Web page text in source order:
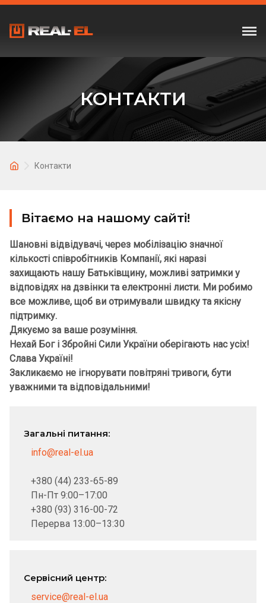
КОНТАКТИ
Контакти
Вітаємо на нашому сайті!
Шановні відвідувачі, через мобілізацію значної
кількості співробітників Компанії, які наразі
захищають нашу Батьківщину, можливі затримки у
відповідях на дзвінки та електронні листи. Ми робимо
все можливе, щоб ви отримували швидку та якісну
підтримку.
Дякуємо за ваше розуміння.
Нехай Бог і Збройні Сили України оберігають нас усіх!
Слава Україні!
Закликаємо не ігнорувати повітряні тривоги, бути
уважними та відповідальними!
Загальні питання:
info@real-el.ua
+380 (44) 233-65-89
Пн-Пт 9:00–17:00
+380 (93) 316-00-72
Перерва 13:00–13:30
Сервісний центр:
service@real-el.ua